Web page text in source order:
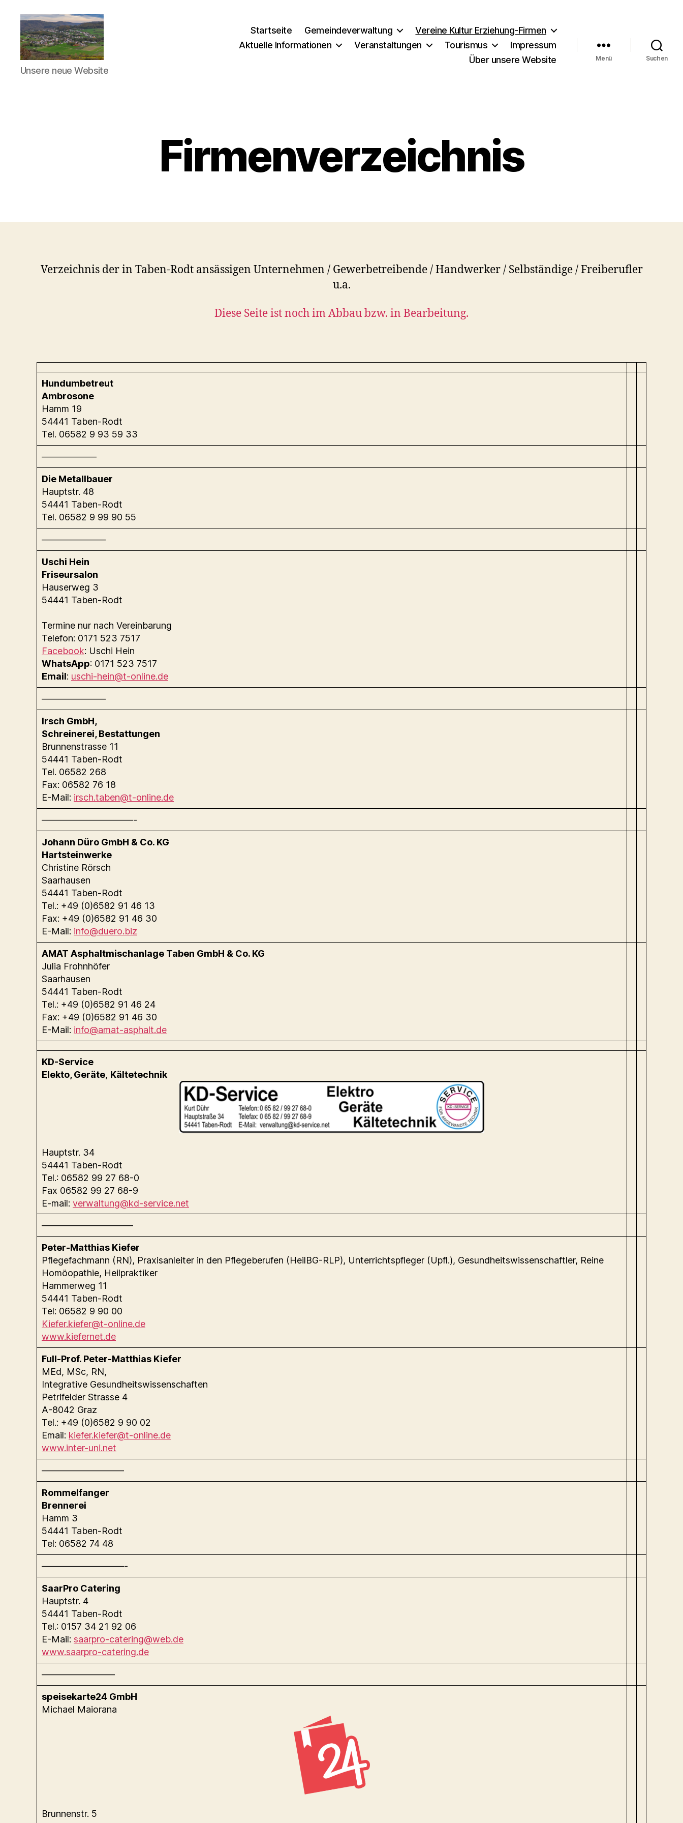
Taben-
Rodt
Unsere neue Website
Startseite Gemeindeverwaltung
Vereine Kultur Erziehung-Firmen
Aktuelle Informationen
Veranstaltungen Tourismus
Impressum
Über unsere Website
Menü Suchen
Firmenverzeichnis
Verzeichnis der in Taben-Rodt ansässigen Unternehmen / Gewerbetreibende / Handwerker / Selbständige / Freiberufler
u.a.
Diese Seite ist noch im Abbau bzw. in Bearbeitung.
Hundumbetreut
Ambrosone
Hamm 19
54441 Taben-Rodt
Tel. 06582 9 93 59 33
——————
Die Metallbauer
Hauptstr. 48
54441 Taben-Rodt
Tel. 06582 9 99 90 55
———————
Uschi Hein
Friseursalon
Hauserweg 3
54441 Taben-Rodt
Termine nur nach Vereinbarung
Telefon: 0171 523 7517
Facebook: Uschi Hein
WhatsApp: 0171 523 7517
Email: uschi-hein@t-online.de
———————
Irsch GmbH,
Schreinerei, Bestattungen
Brunnenstrasse 11
54441 Taben-Rodt
Tel. 06582 268
Fax: 06582 76 18
E-Mail: irsch.taben@t-online.de
——————————-
Johann Düro GmbH & Co. KG
Hartsteinwerke
Christine Rörsch
Saarhausen
54441 Taben-Rodt
Tel.: +49 (0)6582 91 46 13
Fax: +49 (0)6582 91 46 30
E-Mail: info@duero.biz
AMAT Asphaltmischanlage Taben GmbH & Co. KG
Julia Frohnhöfer
Saarhausen
54441 Taben-Rodt
Tel.: +49 (0)6582 91 46 24
Fax: +49 (0)6582 91 46 30
E-Mail: info@amat-asphalt.de
KD-Service
Elekto, Geräte, Kältetechnik
Hauptstr. 34
54441 Taben-Rodt
Tel.: 06582 99 27 68-0
Fax 06582 99 27 68-9
E-mail: verwaltung@kd-service.net
——————————
Peter-Matthias Kiefer
Pflegefachmann (RN), Praxisanleiter in den Pflegeberufen (HeilBG-RLP), Unterrichtspfleger (Upfl.), Gesundheitswissenschaftler, Reine
Homöopathie, Heilpraktiker
Hammerweg 11
54441 Taben-Rodt
Tel: 06582 9 90 00
Kiefer.kiefer@t-online.de
www.kiefernet.de
Full-Prof. Peter-Matthias Kiefer
MEd, MSc, RN,
Integrative Gesundheitswissenschaften
Petrifelder Strasse 4
A-8042 Graz
Tel.: +49 (0)6582 9 90 02
Email: kiefer.kiefer@t-online.de
www.inter-uni.net
—————————
Rommelfanger
Brennerei
Hamm 3
54441 Taben-Rodt
Tel: 06582 74 48
—————————-
SaarPro Catering
Hauptstr. 4
54441 Taben-Rodt
Tel.: 0157 34 21 92 06
E-Mail: saarpro-catering@web.de
www.saarpro-catering.de
————————
speisekarte24 GmbH
Michael Maiorana
Brunnenstr. 5